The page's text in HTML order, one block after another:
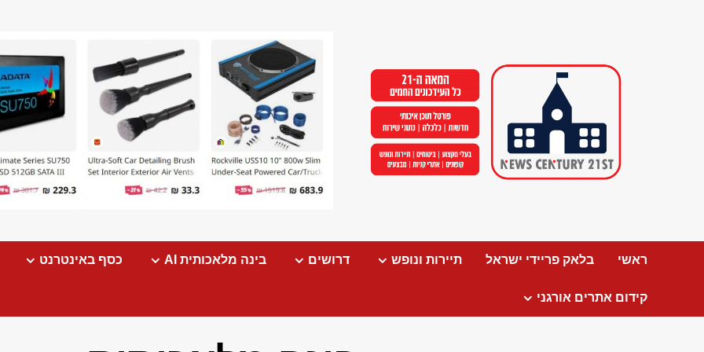
ראשי בלאק פריידי ישראל תיירות ונופש דרושים בינה מלאכותית AI כסף באינטרנט
קידום אתרים אורגני